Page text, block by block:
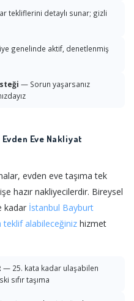
tekliflerini detaylı sunar; gizli
genelinde aktif, denetlenmiş
— Sorun yaşarsanız
Eve Nakliyat
evden eve taşıma tek
hazır nakliyecilerdir. Bireysel
kadar İstanbul Bayburt
alabileceğiniz hizmet
— 25. kata kadar ulaşabilen
sıfır taşıma